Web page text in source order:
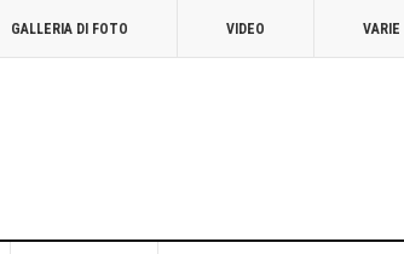
GALLERIA DI FOTO VIDEO VARIE